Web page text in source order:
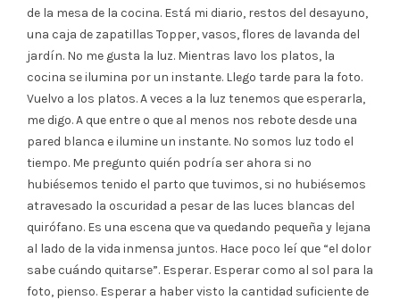
de la mesa de la cocina. Está mi diario, restos del desayuno,
una caja de zapatillas Topper, vasos, flores de lavanda del
jardín. No me gusta la luz. Mientras lavo los platos, la
cocina se ilumina por un instante. Llego tarde para la foto.
Vuelvo a los platos. A veces a la luz tenemos que esperarla,
me digo. A que entre o que al menos nos rebote desde una
pared blanca e ilumine un instante. No somos luz todo el
tiempo. Me pregunto quién podría ser ahora si no
hubiésemos tenido el parto que tuvimos, si no hubiésemos
atravesado la oscuridad a pesar de las luces blancas del
quirófano. Es una escena que va quedando pequeña y lejana
al lado de la vida inmensa juntos. Hace poco leí que “el dolor
sabe cuándo quitarse”. Esperar. Esperar como al sol para la
foto, pienso. Esperar a haber visto la cantidad suficiente de